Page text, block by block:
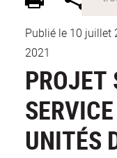
Publié le 10 juillet
2021
PROJET
UNITÉS